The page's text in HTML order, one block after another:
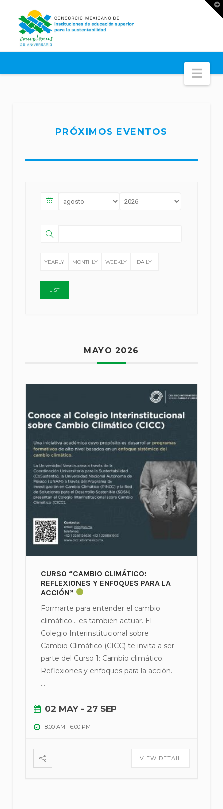
PRÓXIMOS EVENTOS
YEARLY MONTHLY WEEKLY DAILY
LIST
MAYO 2026
CURSO “CAMBIO CLIMÁTICO:
REFLEXIONES Y ENFOQUES PARA LA
ACCIÓN”
Formarte para entender el cambio
climático… es también actuar. El
Colegio Interinstitucional sobre
Cambio Climático (CICC) te invita a ser
parte del Curso 1: Cambio climático:
Reflexiones y enfoques para la acción.
...
02 MAY- 27 SEP
8:00 AM - 6:00 PM
VIEW DETAIL